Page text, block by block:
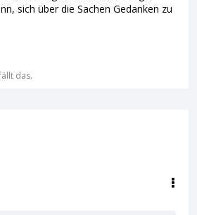
sich über die Sachen Gedanken zu
das.